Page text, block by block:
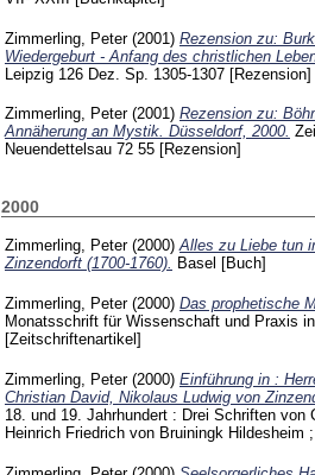
Zimmerling, Peter (2001) Rezension zu:
Wiedergeburt - Anfang des christlichen
Leipzig 126 Dez. Sp. 1305-1307 [Rezension]
Zimmerling, Peter (2001) Rezension zu:
Annäherung an Mystik. Düsseldorf, 2000.
Neuendettelsau 72 55 [Rezension]
2000
Zimmerling, Peter (2000)Alles zu Liebe tun
Zinzendorft (1700-1760). Basel [Buch]
Zimmerling, Peter (2000) Das prophetische
Monatsschrift für Wissenschaft und Praxis
[Zeitschriftenartikel]
Zimmerling, Peter (2000) Einführung in :
Christian David, Nikolaus Ludwig von
18. und 19. Jahrhundert : Drei Schriften
Heinrich Friedrich von Bruiningk Hildesheim